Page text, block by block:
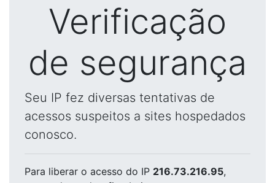
Verificação
de segurança
Seu IP fez diversas tentativas de
acessos suspeitos a sites hospedados
conosco.
Para liberar o acesso do IP 216.73.216.95,